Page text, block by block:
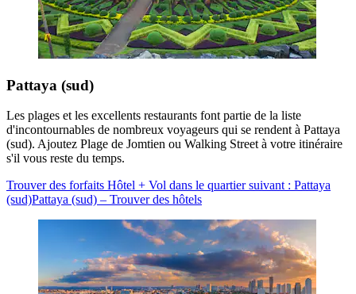
Pattaya (sud)
Les plages et les excellents restaurants font partie de la liste
d'incontournables de nombreux voyageurs qui se rendent à Pattaya
(sud). Ajoutez Plage de Jomtien ou Walking Street à votre itinéraire
s'il vous reste du temps.
Trouver des forfaits Hôtel + Vol dans le quartier suivant : Pattaya
(sud)Pattaya (sud) – Trouver des hôtels